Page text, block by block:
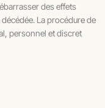
des effets
La procédure de
personnel et discret